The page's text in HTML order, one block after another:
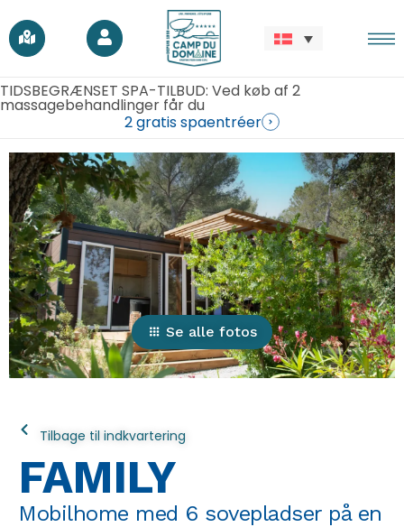
TIDSBEGRÆNSET SPA-TILBUD: Ved køb af 2
massagebehandlinger får du
2 gratis spaentréer
Se alle fotos
Tilbage til indkvartering
FAMILY
Mobilhome med 6 sovepladser på en